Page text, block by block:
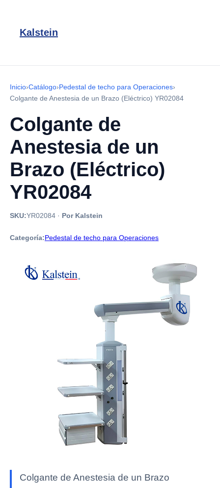
Kalstein
Inicio›Catálogo›Pedestal de techo para Operaciones›
Colgante de Anestesia de un Brazo (Eléctrico) YR02084
Colgante de
Anestesia de un
Brazo (Eléctrico)
YR02084
SKU:YR02084 · Por Kalstein
Categoría:Pedestal de techo para Operaciones
Colgante de Anestesia de un Brazo